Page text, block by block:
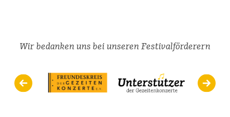
Wir bedanken uns bei unseren Festivalförderern